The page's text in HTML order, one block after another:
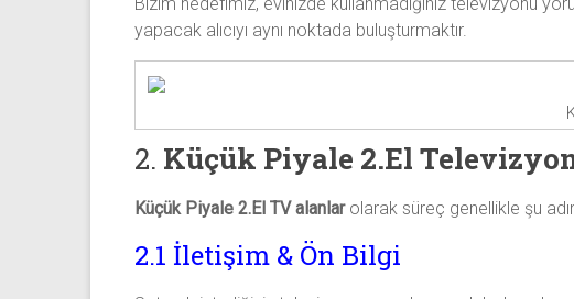
yapacak alıcıyı aynı noktada buluşturmaktır.
2. Küçük Piyale 2.El
Küçük Piyale 2.El TV alanlarolarak süreç genellikle şu
2.1 İletişim & Ön Bilgi